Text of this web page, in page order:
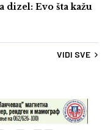
dizel: Evo šta kažu
VIDI SVE